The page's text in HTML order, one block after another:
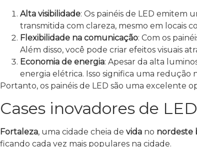
Alta visibilidade: Os painéis de LED emitem
transmitida com clareza, mesmo em locais
Flexibilidade na comunicação: Com os
Além disso, você pode criar efeitos visuais
Economia de energia: Apesar da alta
energia elétrica. Isso significa uma redução
Portanto, os painéis de LED são uma excelente
Cases inovadores de
Fortaleza, uma cidade cheia de vida no nordeste
ficando cada vez mais populares na cidade.